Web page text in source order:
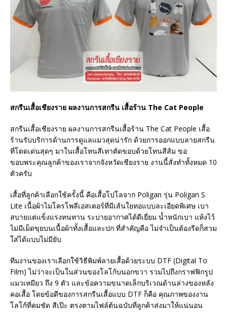
สกรีนเสื้อเชียงราย ผลงานการสกรีน เสื้อร้าน The Cat People
สกรีนเสื้อเชียงราย ผลงานการสกรีนเสื้อร้าน The Cat People เสื้อ
ร้านรับบริการด้านการดูแลแมวสุดน่ารัก ด้วยการออกแบบลายสกรีน
ที่โดดเด่นสุดๆ มาในเสื้อโทนสีเทาตัดขอบด้วยโทนสีส้ม ขอ
ขอบพระคุณลูกค้าของเราจากจังหวัดเชียงราย งานนี้สั่งทำทั้งหมด 10
ตัวครับ
เสื้อที่ลูกค้าเลือกใช้ครั้งนี้ คือเสื้อโปโลจาก Poligan รุ่น Poligan S
Lite เนื้อผ้าไมโครโพลีเอสเตอร์ที่มีเส้นใยทอแบบละเอียดพิเศษ เบา
สบายแต่แข็งแรงทนทาน ระบายอากาศได้ดีเยี่ยม น้ำหนักเบา แห้งไว้
ไม่มีเม็ดขุยบนเนื้อผ้าทั้งเสื้อและปก ที่สำคัญคือ ไม่จำเป็นต้องรีดก็สวม
ใส่ได้แบบไม่มียับ
ทีมงานของเราเลือกใช้วิธีพิมพ์ลายเสื้อด้วยระบบ DTF (Digital To
Film) ไม่ว่าจะเป็นในส่วนของโลโก้บนอกขวา รวมไปถึงกราฟฟิกรูป
แมวเหมียว ถึง 9 ตัว และข้อความขนาดเล็กบริเวณด้านล่างของหลัง
คอเสื้อ โดยข้อดีของการสกรีนเสื้อแบบ DTF ก็คือ คุณภาพของงาน
โลโก้ที่คมชัด สีเป๊ะ ตรงตามไฟล์ต้นฉบับที่ลูกค้าส่งมาให้แน่นอน